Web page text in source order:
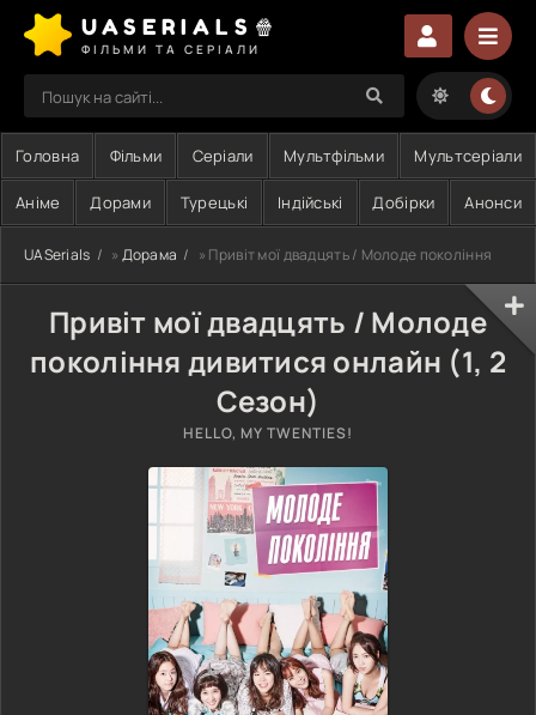
UASERIALS🍿
ФІЛЬМИ ТА СЕРІАЛИ
Головна Фільми Серіали Мультфільми Мультсеріали
Аніме Дорами Турецькі Індійські Добірки Анонси
UASerials » Дорама » Привіт мої двадцять / Молоде покоління
Привіт мої двадцять / Молоде
покоління дивитися онлайн (1, 2
Сезон)
HELLO, MY TWENTIES!